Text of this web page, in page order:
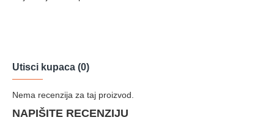
Utisci kupaca (0)
Nema recenzija za taj proizvod.
NAPIŠITE RECENZIJU